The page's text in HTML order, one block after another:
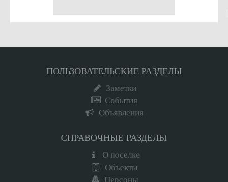
ПОЛЬЗОВАТЕЛЬСКИЕ РАЗДЕЛЫ
Заметки
События
Объявления
СПРАВОЧНЫЕ РАЗДЕЛЫ
О поселке
Объекты
Персоны